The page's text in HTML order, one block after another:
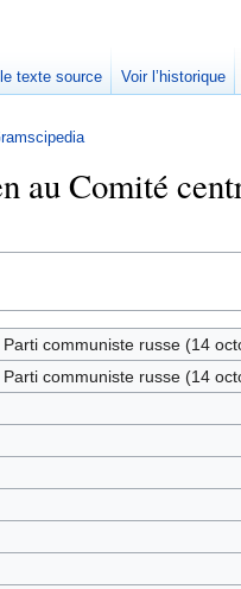
Comité
communiste russe (14
communiste russe (14
texte source Voir l’historique